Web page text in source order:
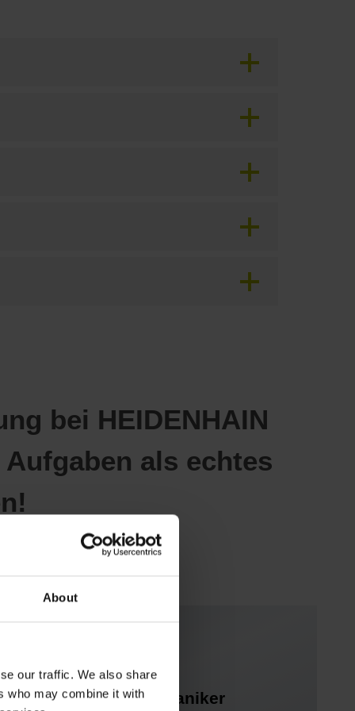
About
our traffic. We also share
who may combine it with
bei HEIDENHAIN
als echtes
Zerspanungsmechaniker